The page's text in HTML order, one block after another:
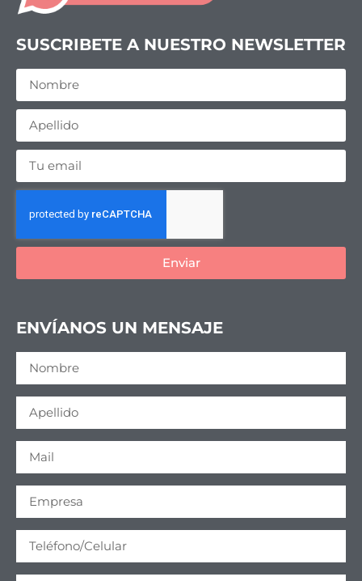
SUSCRIBETE A NUESTRO NEWSLETTER
Enviar
ENVÍANOS UN MENSAJE